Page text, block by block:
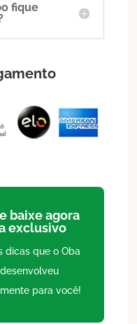
fique
baixe agora
exclusivo
dicas que o Oba
para você!